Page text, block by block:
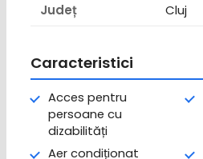
Județ
Cluj
Caracteristici
Acces pentru
persoane cu
dizabilități
Aer condiționat